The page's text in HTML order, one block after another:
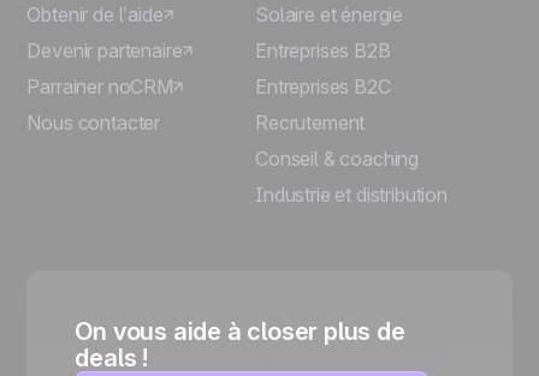
Obtenir de l’aide
Devenir partenaire
Parrainer noCRM
Nous contacter
Solaire et énergie
Entreprises B2B
Entreprises B2C
Recrutement
Conseil & coaching
Industrie et distribution
On vous aide à closer plus de
deals !